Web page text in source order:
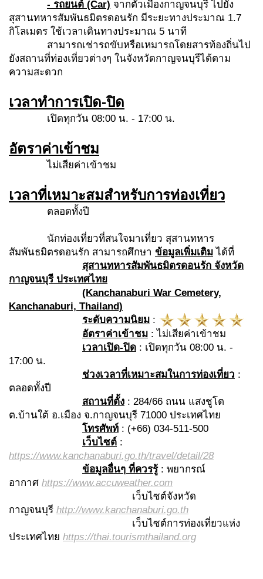
- รถยนต์ (Car) จากตัวเมืองกาญจนบุรี ไปยัง
สุสานทหารสัมพันธมิตรดอนรัก มีระยะทางประมาณ 1.7
กิโลเมตร ใช้เวลาเดินทางประมาณ 5 นาที
สามารถเช่ารถขับหรือเหมารถโดยสารท้องถิ่นไป
ยังสถานที่ท่องเที่ยวต่างๆ ในจังหวัดกาญจนบุรีได้ตาม
ความสะดวก
เวลาทำการเปิด-ปิด
เปิดทุกวัน 08:00 น. - 17:00 น.
อัตราค่าเข้าชม
ไม่เสียค่าเข้าชม
เวลาที่เหมาะสมสำหรับการท่องเที่ยว
ตลอดทั้งปี
นักท่องเที่ยวที่สนใจมาเที่ยว สุสานทหาร
สัมพันธมิตรดอนรัก สามารถศึกษา ข้อมูลเพิ่มเติม ได้ที่
สุสานทหารสัมพันธมิตรดอนรัก จังหวัด
กาญจนบุรี ประเทศไทย
(Kanchanaburi War Cemetery,
Kanchanaburi, Thailand)
ระดับความนิยม :
อัตราค่าเข้าชม : ไม่เสียค่าเข้าชม
เวลาเปิด-ปิด : เปิดทุกวัน 08:00 น. -
17:00 น.
ช่วงเวลาที่เหมาะสมในการท่องเที่ยว :
ตลอดทั้งปี
สถานที่ตั้ง : 284/66 ถนน แสงชูโต
ต.บ้านใต้ อ.เมือง จ.กาญจนบุรี 71000 ประเทศไทย
โทรศัพท์ : (+66) 034-511-500
เว็บไซต์ :
https://www.kanchanaburi.go.th/travel/detail/28
ข้อมูลอื่นๆ ที่ควรรู้: พยากรณ์
อากาศ https://www.accuweather.com
เว็บไซต์จังหวัด
กาญจนบุรี http://www.kanchanaburi.go.th
เว็บไซต์การท่องเที่ยวแห่ง
ประเทศไทย https://thai.tourismthailand.org